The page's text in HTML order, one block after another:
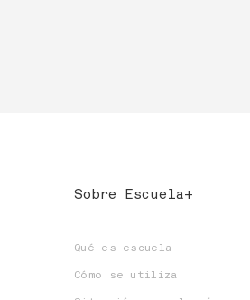
Sobre Escuela+
Qué es escuela
Cómo se utiliza